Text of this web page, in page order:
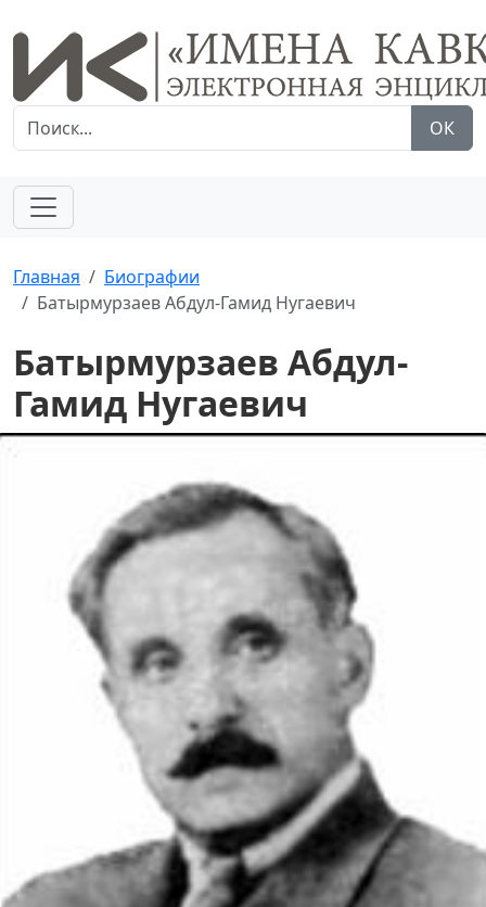
ОК
Главная
Биографии
Батырмурзаев Абдул-Гамид Нугаевич
Батырмурзаев Абдул-
Гамид Нугаевич